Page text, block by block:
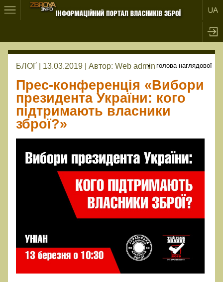
БЛОҐ | 13.03.2019 | Автор: Web admin
Прес-конференція «Вибори
президента України: кого
підтримають власники
зброї?»
голова наглядової